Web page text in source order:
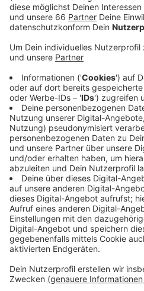
Anzeige
Die Stadt versucht zu helfen:
kommenden Wintersaison die
überdachen oder mit
Nicht erlaubt sind dagegen
Wintergärten. Wie
Stadt reagieren, dazu mehr
uns im Programm.
Anzeige
Weitere Infos
Anzeige
Hier informiert die Stadt